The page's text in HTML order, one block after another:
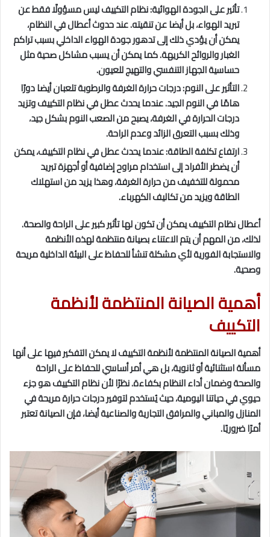
تأثير على الجودة الهوائية: نظام التكييف ليس مسؤولًا فقط عن
تبريد الهواء، بل أيضا عن تنقيته. عند حدوث أعطال في النظام،
يمكن أن يؤدي ذلك إلى تدهور جودة الهواء الداخلي بسبب تراكم
الغبار والروائح الكريهة. كما يمكن أن يسبب مشاكل صحية مثل
حساسية الجهاز التنفسي والتهيج للعيون.
التأثير على النوم: درجات حرارة الغرفة والرطوبة تلعبان أيضا دورًا
هامًا في النوم الجيد. عندما يحدث عطل في نظام التكييف وتزيد
درجات الحرارة في الغرفة، يصبح من الصعب النوم بشكل جيد،
وذلك بسبب التعرق الزائد وعدم الراحة.
ارتفاع تكلفة الطاقة: عندما يحدث عطل في نظام التكييف، يمكن
أن يضطر الأفراد إلى استخدام مراوح إضافية أو أجهزة تبريد
محمولة للتخفيف من حرارة الغرفة، وهذا يزيد من استهلاك
الطاقة ويزيد من تكاليف الكهرباء.
أعطال نظام التكييف يمكن أن تكون لها تأثير كبير على الراحة والصحة.
لذلك، من المهم أن يتم الاعتناء بصيانة منتظمة لهذه الأنظمة
والاستجابة الفورية لأي مشكلة تنشأ للحفاظ على البيئة الداخلية مريحة
وصحية.
أهمية الصيانة المنتظمة لأنظمة
التكييف
أهمية الصيانة المنتظمة لأنظمة التكييف لا يمكن التفكير فيها على أنها
مسألة استثنائية أو ثانوية، بل هي أمر أساسي للحفاظ على الراحة
والصحة وضمان أداء النظام بكفاءة. نظرًا لأن نظام التكييف هو جزء
حيوي في حياتنا اليومية، حيث يُستخدم لتوفير درجات حرارة مريحة في
المنازل والمباني والمرافق التجارية والصناعية أيضا، فإن الصيانة تعتبر
أمرًا ضروريًا.